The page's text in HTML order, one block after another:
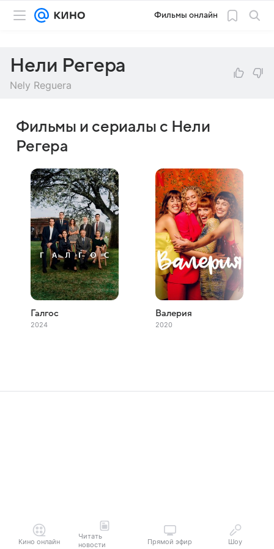
Фильмы онлайн
Нели Регера
Nely Reguera
Фильмы и сериалы с Нели
Регера
Галгос
2024
Валерия
2020
Кино онлайн
Читать
новости
Прямой эфир Шоу